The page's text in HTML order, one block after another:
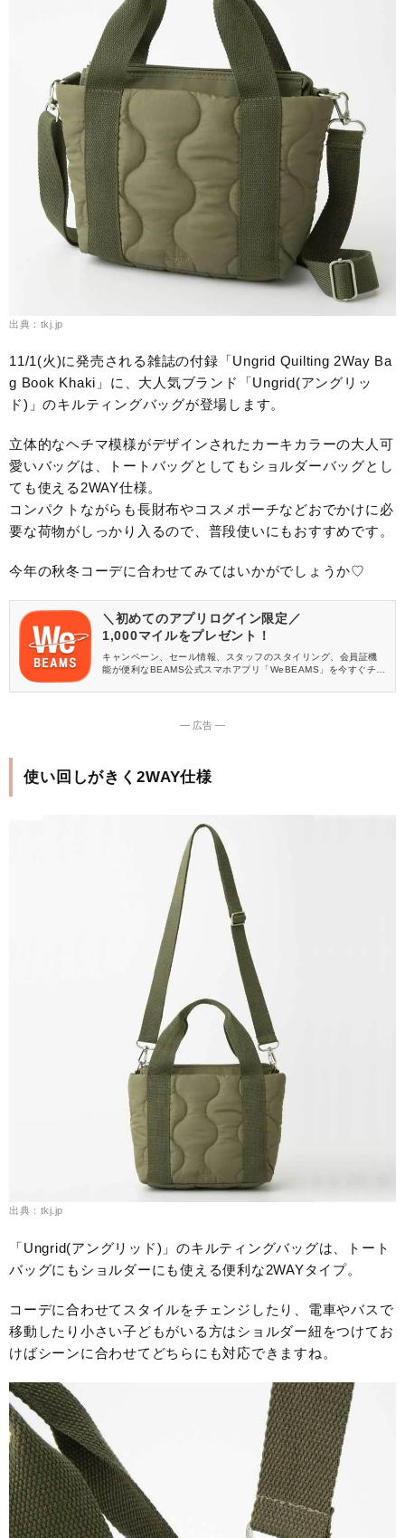
出典：tkj.jp
11/1(火)に発売される雑誌の付録「Ungrid Quilting 2Way Ba
g Book Khaki」に、大人気ブランド「Ungrid(アングリッ
ド)」のキルティングバッグが登場します。
立体的なヘチマ模様がデザインされたカーキカラーの大人可
愛いバッグは、トートバッグとしてもショルダーバッグとし
ても使える2WAY仕様。
コンパクトながらも長財布やコスメポーチなどおでかけに必
要な荷物がしっかり入るので、普段使いにもおすすめです。
今年の秋冬コーデに合わせてみてはいかがでしょうか♡
＼初めてのアプリログイン限定／
1,000マイルをプレゼント！
キャンペーン、セール情報、スタッフのスタイリング、会員証機
能が便利なBEAMS公式スマホアプリ「WeBEAMS」を今すぐチェ
― 広告 ―
使い回しがきく2WAY仕様
出典：tkj.jp
「Ungrid(アングリッド)」のキルティングバッグは、トート
バッグにもショルダーにも使える便利な2WAYタイプ。
コーデに合わせてスタイルをチェンジしたり、電車やバスで
移動したり小さい子どもがいる方はショルダー紐をつけてお
けばシーンに合わせてどちらにも対応できますね。